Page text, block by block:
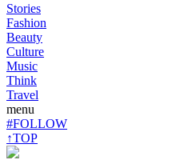
Stories
Fashion
Beauty
Culture
Music
Think
Travel
menu
#FOLLOW
↑TOP